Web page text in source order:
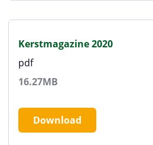
Kerstmagazine 2020
pdf
16.27MB
Download